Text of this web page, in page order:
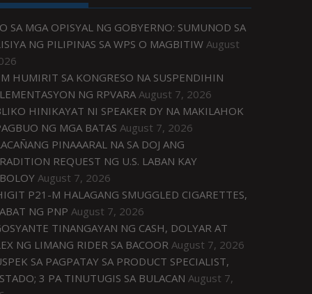
SA MGA OPISYAL NG GOBYERNO: SUMUNOD SA
NG PILIPINAS SA WPS O MAGBITIW August
HUMIRIT SA KONGRESO NA SUSPENDIHIN
NG RPVARA August 7, 2026
HINIKAYAT NI SPEAKER DY NA MAKILAHOK
NG MGA BATAS August 7, 2026
PINAAARAL NA SA DOJ ANG
REQUEST NG U.S. LABAN KAY
August 7, 2026
P21-M HALAGANG SMUGGLED CIGARETTES,
NG PNP August 7, 2026
TINANGAYAN NG CASH, DOLYAR AT
NG LIMANG RIDER SA BACOOR August 7, 2026
SA PAGPATAY SA PRODUCT SPECIALIST,
3 PA TINUTUGIS SA BULACAN August 7,